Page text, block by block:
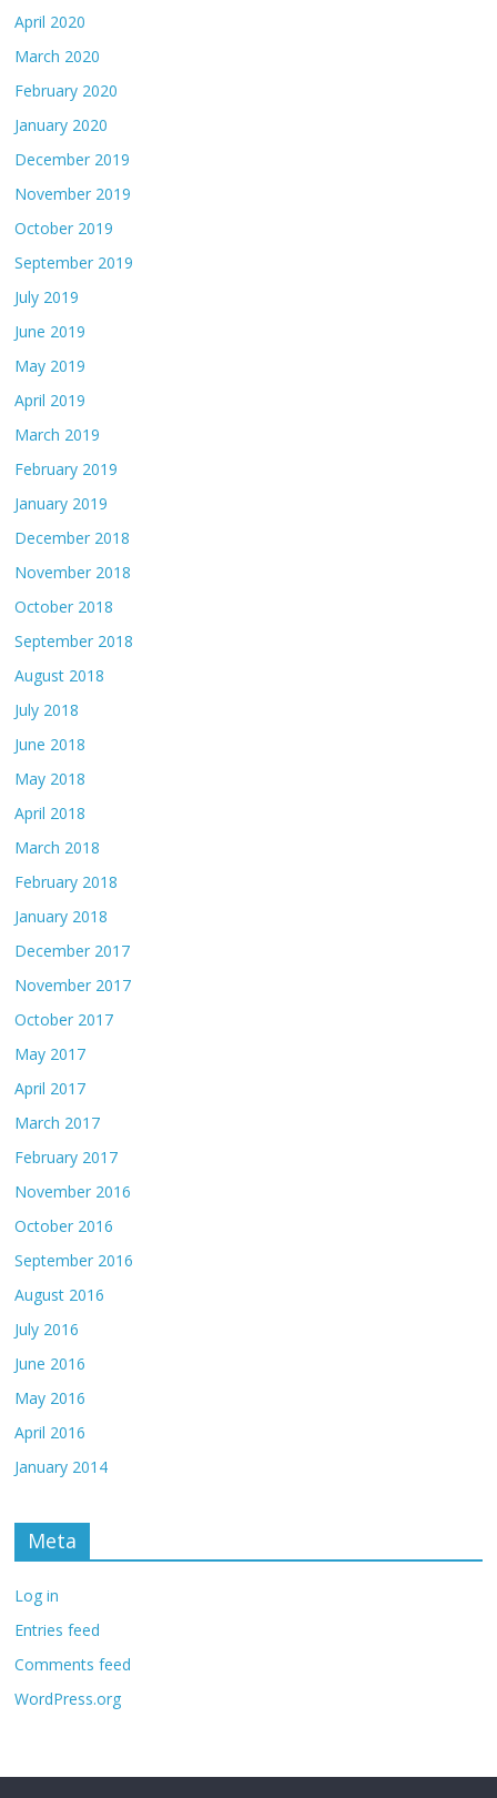
April 2020
March 2020
February 2020
January 2020
December 2019
November 2019
October 2019
September 2019
July 2019
June 2019
May 2019
April 2019
March 2019
February 2019
January 2019
December 2018
November 2018
October 2018
September 2018
August 2018
July 2018
June 2018
May 2018
April 2018
March 2018
February 2018
January 2018
December 2017
November 2017
October 2017
May 2017
April 2017
March 2017
February 2017
November 2016
October 2016
September 2016
August 2016
July 2016
June 2016
May 2016
April 2016
January 2014
Meta
Log in
Entries feed
Comments feed
WordPress.org